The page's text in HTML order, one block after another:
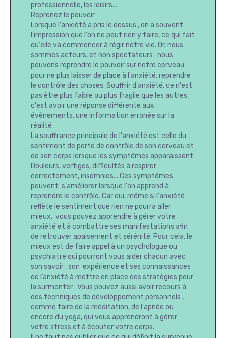
professionnelle, les loisirs...
Reprenez le pouvoir
Lorsque l'anxiété a pris le dessus , on a souvent
l'impression que l'on ne peut rien y faire, ce qui fait
qu'elle va commencer à régir notre vie. Or, nous
sommes acteurs, et non spectateurs : nous
pouvons reprendre le pouvoir sur notre cerveau
pour ne plus laisser de place à l'anxiété, reprendre
le contrôle des choses. Souffrir d'anxiété, ce n'est
pas être plus faible ou plus fragile que les autres,
c'est avoir une réponse différente aux
évènements, une information erronée sur la
réalité .
La souffrance principale de l'anxiété est celle du
sentiment de perte de contrôle de son cerveau et
de son corps lorsque les symptômes apparaissent.
Douleurs, vertiges, difficultés à respirer
correctement, insomnies... Ces symptômes
peuvent s'améliorer lorsque l'on apprend à
reprendre le contrôle. Car oui, même si l'anxiété
reflète le sentiment que rien ne pourra aller
mieux, vous pouvez apprendre à gérer votre
anxiété et à combattre ses manifestations afin
de retrouver apaisement et sérénité. Pour cela, le
mieux est de faire appel à un psychologue ou
psychiatre qui pourront vous aider chacun avec
son savoir , son expérience et ses connaissances
de l’anxiété à mettre en place des stratégies pour
la surmonter . Vous pouvez aussi avoir recours à
des techniques de développement personnels ,
comme faire de la méditation, de l'apnée ou
encore du yoga, qui vous apprendront à gérer
votre stress et à écouter votre corps.